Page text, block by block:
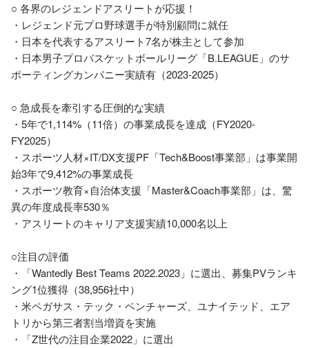
○ 各界のレジェンドアスリートが応援！
・レジェンド元プロ野球選手が特別顧問に就任
・日本を代表するアスリート7名が株主として参加
・日本男子プロバスケットボールリーグ「B.LEAGUE」のサ
ポーティングカンパニー実績有（2023-2025）
○ 急成長を牽引する圧倒的な実績
・5年で1,114%（11倍）の事業成長を達成（FY2020-
FY2025）
・スポーツ人材×IT/DX支援PF「Tech&Boost事業部」は事業開
始3年で9,412%の事業成長
・スポーツ教育×自治体支援「Master&Coach事業部」は、驚
異の年度成長率530％
・アスリートのキャリア支援実績10,000名以上
○注目の評価
・「Wantedly Best Teams 2022.2023」に選出、募集PVランキ
ング1位獲得（38,956社中）
・米ペガサス・テック・ベンチャーズ、ユナイテッド、エア
トリから第三者割当増資を実施
・「Z世代の注目企業2022」に選出